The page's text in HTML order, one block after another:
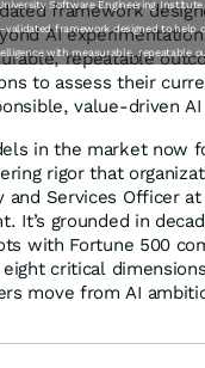
Software Engineering
framework designed to help
with measurable, repeatable
to assess their
value-driven
in the market now
rigor that
and Services Officer
It’s grounded in
with Fortune 500
critical
move from AI